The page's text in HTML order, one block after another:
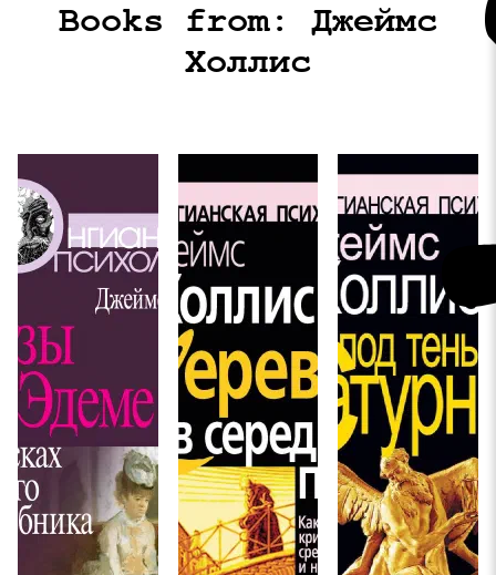
Books from: Джеймс
Холлис